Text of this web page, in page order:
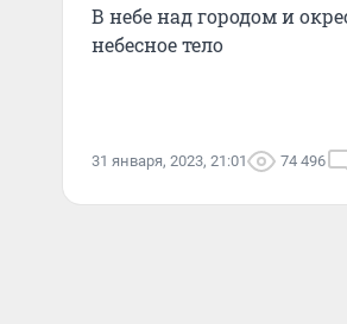
В небе над городом и
небесное тело
31 января, 2023, 21:01 74 496